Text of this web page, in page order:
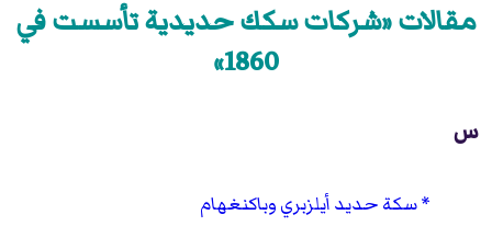
مقالات «شركات سكك حديدية تأسست في
1860»
س
سكة حديد أيلزبري وباكنغهام